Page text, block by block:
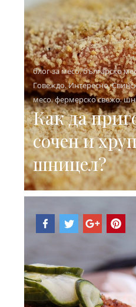
блог за месо,българско
Говеждо,Интересно,
месо,фермерско свежо,
Как да
сочен и
шницел?